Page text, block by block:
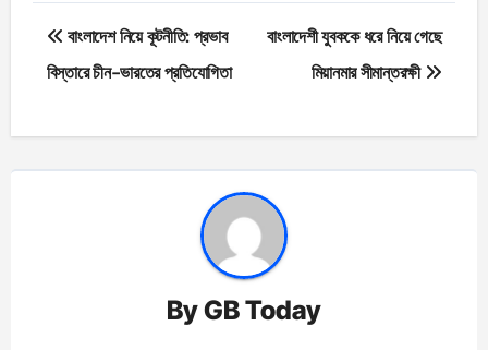
Post
navigation
বাংলাদেশ নিয়ে কূটনীতি: প্রভাব
বিস্তারে চীন-ভারতের প্রতিযোগিতা
বাংলাদেশী যুবককে ধরে নিয়ে গেছে
মিয়ানমার সীমান্তরক্ষী
ByGB Today